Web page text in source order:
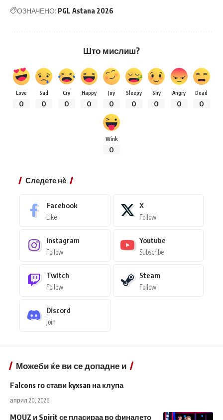
ОЗНАЧЕНО: PGL Astana 2026
Што мислиш?
Love
0
Sad
0
Cry
0
Happy
0
Joy
0
Sleepy
0
Shy
0
Angry
0
Dead
0
Wink
0
Следете нѐ
Facebook
Like
X
Follow
Instagram
Follow
Youtube
Subscribe
Twitch
Follow
Steam
Follow
Discord
Join
Можеби ќе ви се допадне и
Falcons го стави kyxsan на клупа
април 20, 2026
MOUZ и Spirit се пласираа во финалето